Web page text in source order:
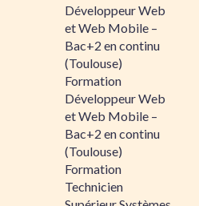
Développeur Web
et Web Mobile –
Bac+2 en continu
(Toulouse)
Formation
Développeur Web
et Web Mobile –
Bac+2 en continu
(Toulouse)
Formation
Technicien